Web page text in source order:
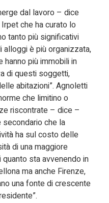
dal lavoro – dice
che ha curato lo
tanto più significativi
è più organizzata,
più immobili in
di questi soggetti,
abitazioni”. Agnoletti
che limitino o
riscontrate – dice –
secondario che la
ha sul costo delle
di una maggiore
sta avvenendo in
ma anche Firenze,
una fonte di crescente